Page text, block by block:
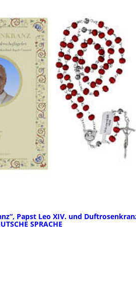
Papst Leo XIV. und
SPRACHE